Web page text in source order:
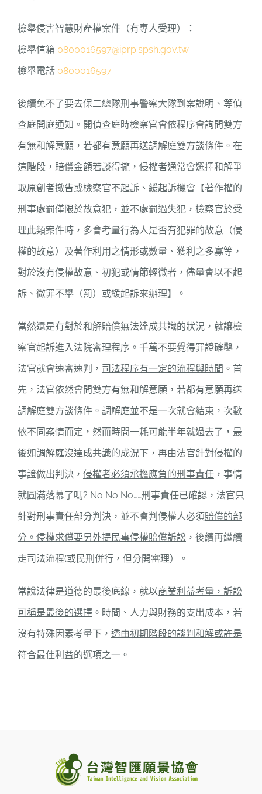
檢舉侵害智慧財產權案件（有專人受理）：
檢舉信箱 0800016597@iprp.spsh.gov.tw
檢舉電話 0800016597
後續免不了要去保二總隊刑事警察大隊到案說明、等偵
查庭開庭通知。開偵查庭時檢察官會依程序會詢問雙方
有無和解意願，若都有意願再送調解庭雙方談條件。在
這階段，賠償金額若談得攏， 侵權者通常會選擇和解爭
取原創者撤告或檢察官不起訴、緩起訴機會【著作權的
刑事處罰僅限於故意犯，並不處罰過失犯，檢察官於受
理此類案件時，多會考量行為人是否有犯罪的故意（侵
權的故意）及著作利用之情形或數量、獲利之多寡等，
對於沒有侵權故意、初犯或情節輕微者，儘量會以不起
訴、微罪不舉（罰）或緩起訴來辦理】。
當然還是有對於和解賠償無法達成共識的狀況，就讓檢
察官起訴進入法院審理程序。千萬不要覺得罪證確鑿，
法官就會速審速判， 司法程序有一定的流程與時間 。首
先，法官依然會問雙方有無和解意願，若都有意願再送
調解庭雙方談條件。調解庭並不是一次就會結束，次數
依不同案情而定，然而時間一耗可能半年就過去了，最
後如調解庭沒達成共識的成況下，再由法官針對侵權的
事證做出判決， 侵權者必須承擔應負的刑事責任，事情
就圓滿落幕了嗎? No No No……刑事責任已確認，法官只
針對刑事責任部分判決，並不會判侵權人必須賠償的部
分。侵權求償要另外提民事侵權賠償訴訟，後續再繼續
走司法流程(或民刑併行，但分開審理）。
常說法律是道德的最後底線，就以商業利益考量，訴訟
可稱是最後的選擇。時間、人力與財務的支出成本，若
沒有特殊因素考量下， 透由初期階段的談判和解或許是
符合最佳利益的選項之一。